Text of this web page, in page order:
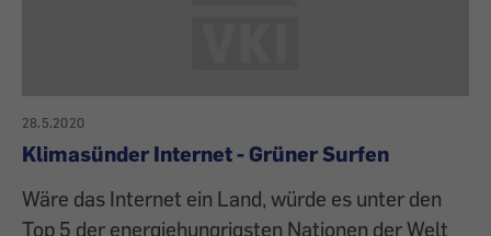
28.5.2020
Klimasünder Internet - Grüner Surfen
Wäre das Internet ein Land, würde es unter den
Top 5 der energiehungrigsten Nationen der Welt